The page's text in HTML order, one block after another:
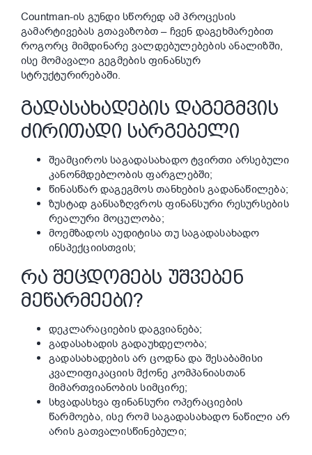
Countman-ის გუნდი სწორედ ამ პროცესის
გამარტივებას გთავაზობთ – ჩვენ დაგეხმარებით
როგორც მიმდინარე ვალდებულებების ანალიზში,
ისე მომავალი გეგმების ფინანსურ
სტრუქტურირებაში.
ᲒᲐᲓᲐᲡᲐᲮᲐᲓᲔᲑᲘᲡ ᲓᲐᲒᲔᲒᲛᲕᲘᲡ
ᲫᲘᲠᲘᲗᲐᲓᲘ ᲡᲐᲠᲒᲔᲑᲔᲚᲘ
შეამციროს საგადასახადო ტვირთი არსებული
კანონმდებლობის ფარგლებში;
წინასწარ დაგეგმოს თანხების გადანაწილება;
ზუსტად განსაზღვროს ფინანსური რესურსების
რეალური მოცულობა;
მოემზადოს აუდიტისა თუ საგადასახადო
ინსპექციისთვის;
ᲠᲐ ᲨᲔᲪᲓᲝᲛᲔᲑᲡ ᲣᲨᲕᲔᲑᲔᲜ
ᲛᲔᲬᲐᲠᲛᲔᲔᲑᲘ?
დეკლარაციების დაგვიანება;
გადასახადის გადაუხდელობა;
გადასახადების არ ცოდნა და შესაბამისი
კვალიფიკაციის მქონე კომპანიასთან
მიმართვიანობის სიმცირე;
სხვადასხვა ფინანსური ოპერაციების
წარმოება, ისე რომ საგადასახადო ნაწილი არ
არის გათვალისწინებული;